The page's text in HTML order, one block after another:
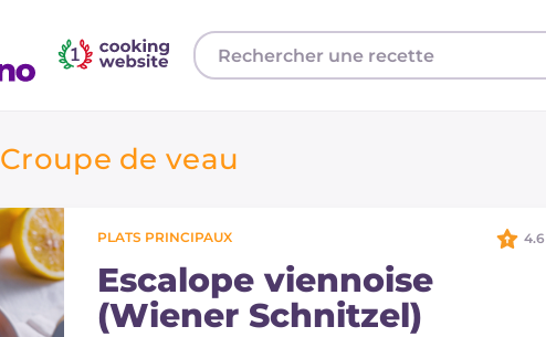
Croupe de veau
PLATS PRINCIPAUX
Escalope viennoise
(Wiener Schnitzel)
4.6